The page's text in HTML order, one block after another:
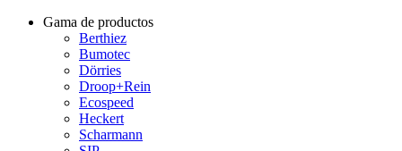
Gama de productos
Berthiez
Bumotec
Dörries
Droop+Rein
Ecospeed
Heckert
Scharmann